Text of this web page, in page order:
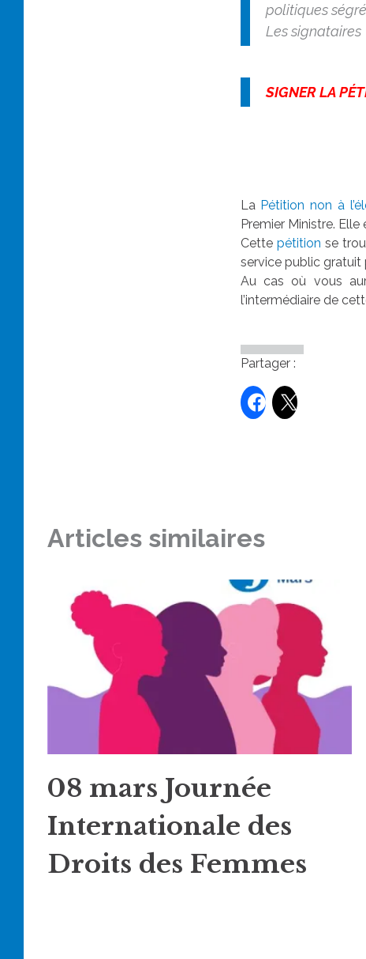
politiques
Les signataires
SIGNER LA
La Pétition non à
Premier Ministre.
Cette pétition se
service public gratuit
Au cas où vous
l’intermédiaire de
Partager :
Articles similaires
08 mars Journée
Internationale des
Droits des Femmes